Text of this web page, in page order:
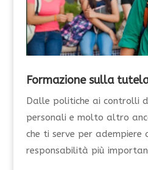
Formazione sulla
Dalle politiche ai controlli
personali e molto altro
che ti serve per adempiere
responsabilità più